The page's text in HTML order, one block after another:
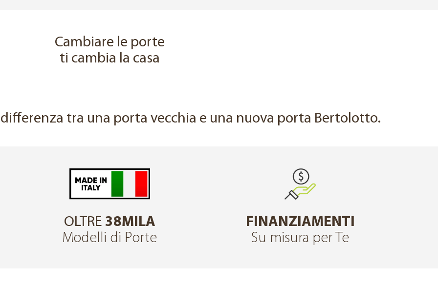
Cambiare le porte
ti cambia la casa
tra una porta vecchia e una nuova porta Bertolotto.
OLTRE 38MILA
Modelli di Porte
FINANZIAMENTI
Su misura per Te